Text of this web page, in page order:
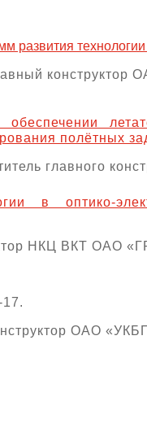
развития
полётных
главного
в оптико-
НКЦ ВКТ ОАО
ОАО